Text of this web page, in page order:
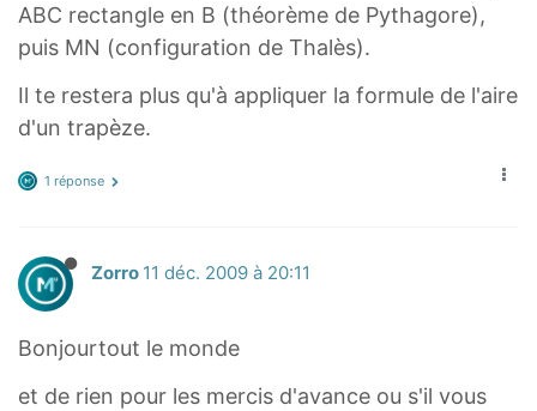
ABC rectangle en B (théorème de Pythagore),
puis MN (configuration de Thalès).
Il te restera plus qu'à appliquer la formule de l'aire
d'un trapèze.
1 réponse
Zorro 11 déc. 2009 à 20:11
Bonjourtout le monde
et de rien pour les mercis d'avance ou s'il vous